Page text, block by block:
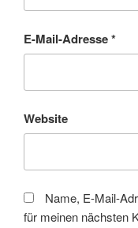
E-Mail-Adresse*
Website
Name, E-Mail-
für meinen nächsten